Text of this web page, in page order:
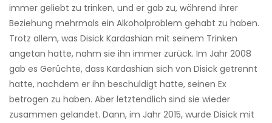
immer geliebt zu trinken, und er gab zu, während ihrer
Beziehung mehrmals ein Alkoholproblem gehabt zu haben.
Trotz allem, was Disick Kardashian mit seinem Trinken
angetan hatte, nahm sie ihn immer zurück. Im Jahr 2008
gab es Gerüchte, dass Kardashian sich von Disick getrennt
hatte, nachdem er ihn beschuldigt hatte, seinen Ex
betrogen zu haben. Aber letztendlich sind sie wieder
zusammen gelandet. Dann, im Jahr 2015, wurde Disick mit